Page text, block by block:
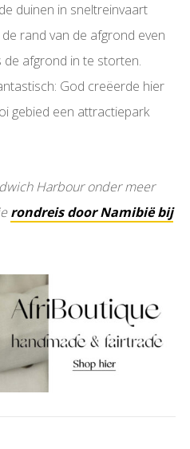
duinen in sneltreinvaart
rand van de afgrond even
afgrond in te storten.
God creëerde hier
gebied een attractiepark
Harbour onder meer
rondreis door Namibië bij